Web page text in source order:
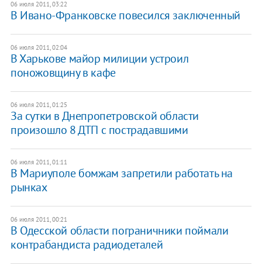
06 июля 2011, 03:22
В Ивано-Франковске повесился заключенный
06 июля 2011, 02:04
​В Харькове майор милиции устроил
поножовщину в кафе
06 июля 2011, 01:25
За сутки в Днепропетровской области
произошло 8 ДТП с пострадавшими
06 июля 2011, 01:11
​В Мариуполе бомжам запретили работать на
рынках
06 июля 2011, 00:21
В Одесской области пограничники поймали
контрабандиста радиодеталей